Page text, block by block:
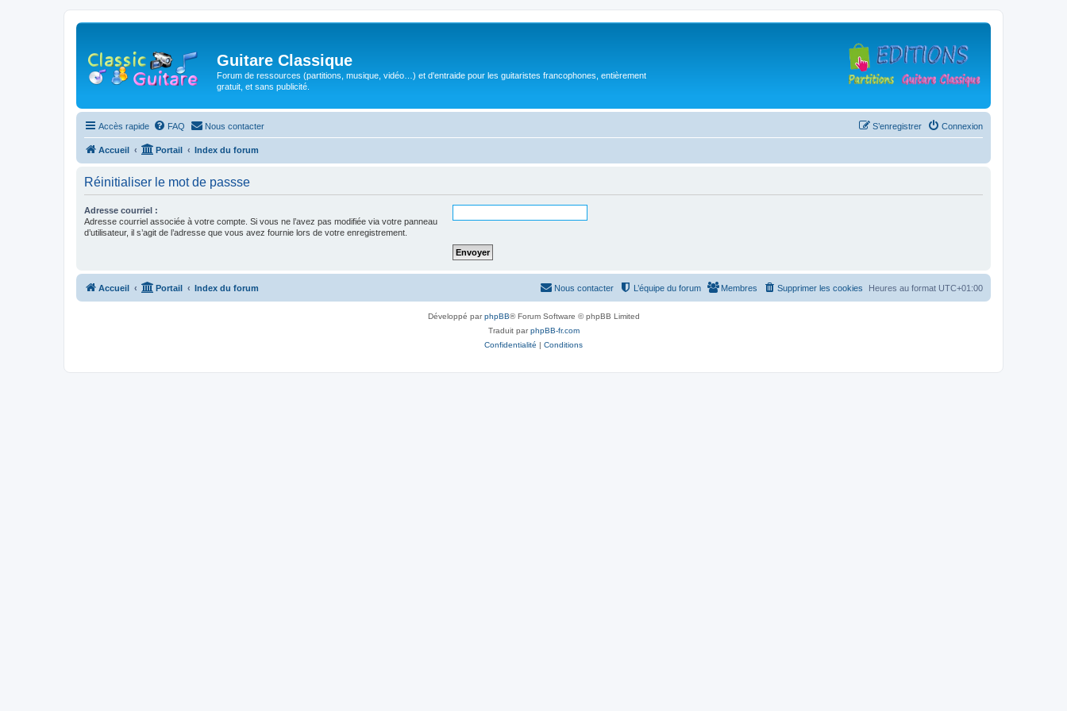
Guitare Classique
Forum de ressources (partitions, musique, vidéo…) et d'entraide pour les guitaristes francophones, entièrement
gratuit, et sans publicité.
Accès rapide FAQ Nous contacter Connexion
S’enregistrer
Accueil Portail Index du forum
Réinitialiser le mot de passse
Adresse courriel :
Adresse courriel associée à votre compte. Si vous ne l’avez pas modifiée via votre panneau
d’utilisateur, il s’agit de l’adresse que vous avez fournie lors de votre enregistrement.
Accueil Portail Index du forum Heures au format UTC+01:00
Supprimer les cookies
Membres
L’équipe du forum
Nous contacter
Développé parphpBB® Forum Software © phpBB Limited
Traduit parphpBB-fr.com
Confidentialité | Conditions